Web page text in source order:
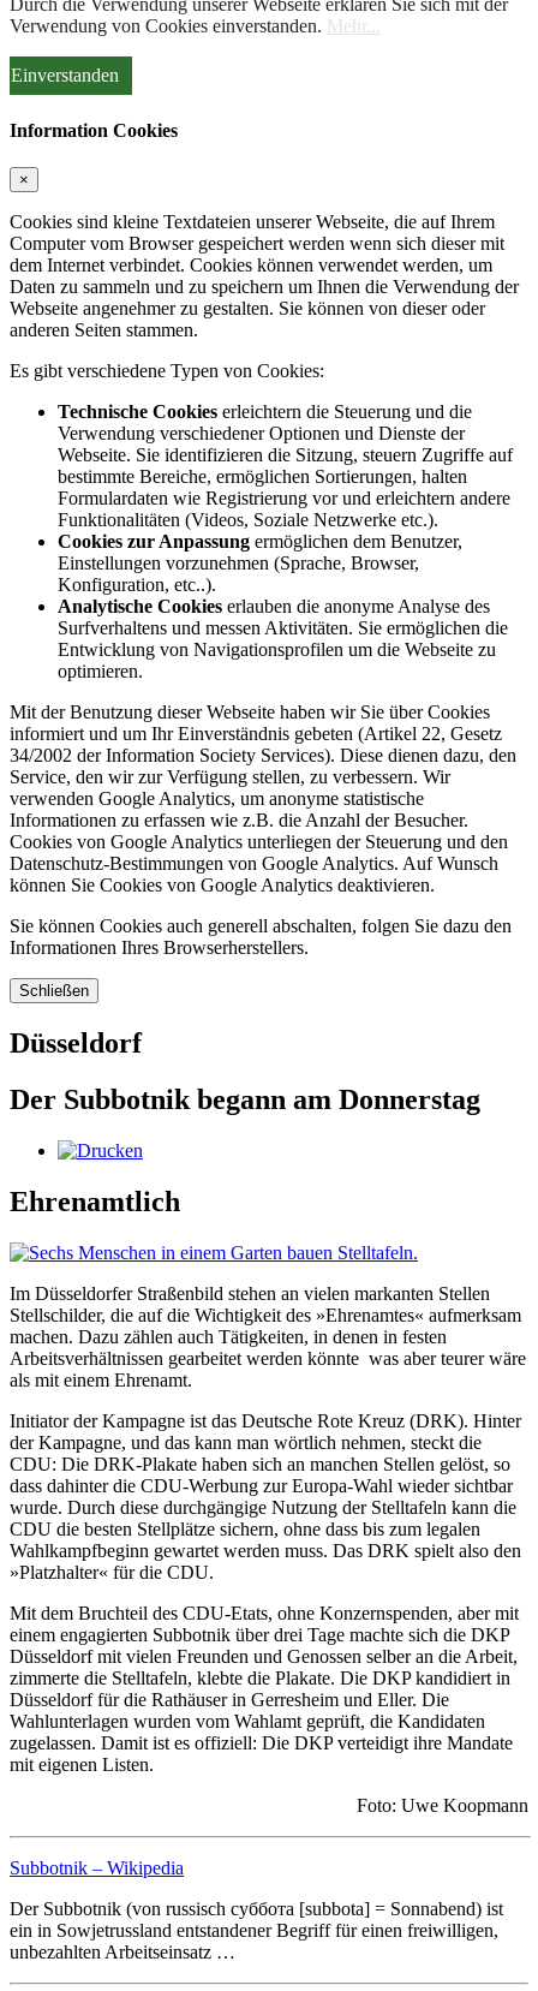
Verwendung von Cookies einverstanden. Mehr...
Einverstanden
Information Cookies
×
Cookies sind kleine Textdateien unserer Webseite, die auf Ihrem
Computer vom Browser gespeichert werden wenn sich dieser mit
dem Internet verbindet. Cookies können verwendet werden, um
Daten zu sammeln und zu speichern um Ihnen die Verwendung der
Webseite angenehmer zu gestalten. Sie können von dieser oder
anderen Seiten stammen.
Es gibt verschiedene Typen von Cookies:
Technische Cookies erleichtern die Steuerung und die
Verwendung verschiedener Optionen und Dienste der
Webseite. Sie identifizieren die Sitzung, steuern Zugriffe auf
bestimmte Bereiche, ermöglichen Sortierungen, halten
Formulardaten wie Registrierung vor und erleichtern andere
Funktionalitäten (Videos, Soziale Netzwerke etc.).
Cookies zur Anpassung ermöglichen dem Benutzer,
Einstellungen vorzunehmen (Sprache, Browser,
Konfiguration, etc..).
Analytische Cookies erlauben die anonyme Analyse des
Surfverhaltens und messen Aktivitäten. Sie ermöglichen die
Entwicklung von Navigationsprofilen um die Webseite zu
optimieren.
Mit der Benutzung dieser Webseite haben wir Sie über Cookies
informiert und um Ihr Einverständnis gebeten (Artikel 22, Gesetz
34/2002 der Information Society Services). Diese dienen dazu, den
Service, den wir zur Verfügung stellen, zu verbessern. Wir
verwenden Google Analytics, um anonyme statistische
Informationen zu erfassen wie z.B. die Anzahl der Besucher.
Cookies von Google Analytics unterliegen der Steuerung und den
Datenschutz-Bestimmungen von Google Analytics. Auf Wunsch
können Sie Cookies von Google Analytics deaktivieren.
Sie können Cookies auch generell abschalten, folgen Sie dazu den
Informationen Ihres Browserherstellers.
Schließen
Düsseldorf
Der Subbotnik begann am Donnerstag
Ehrenamtlich
Im Düsseldorfer Straßenbild stehen an vielen markanten Stellen
Stellschilder, die auf die Wichtigkeit des »Ehrenamtes« aufmerksam
machen. Dazu zählen auch Tätigkeiten, in denen in festen
Arbeitsverhältnissen gearbeitet werden könnte ­ was aber teurer wäre
als mit einem Ehrenamt.
Initiator der Kampagne ist das Deutsche Rote Kreuz (DRK). Hinter
der Kampagne, und das kann man wörtlich nehmen, steckt die
CDU: Die DRK-Plakate haben sich an manchen Stellen gelöst, so
dass dahinter die CDU-Werbung zur Europa-Wahl wieder sichtbar
wurde. Durch diese durchgängige Nutzung der Stelltafeln kann die
CDU die besten Stellplätze sichern, ohne dass bis zum legalen
Wahlkampfbeginn gewartet werden muss. Das DRK spielt also den
»Platzhalter« für die CDU. ­
Mit dem Bruchteil des CDU-Etats, ohne Konzernspenden, aber mit
einem engagierten Subbotnik über drei Tage machte sich die DKP
Düsseldorf mit vielen Freunden und Genossen selber an die Arbeit,
zimmerte die Stelltafeln, klebte die Plakate. Die DKP kandidiert in
Düsseldorf für die Rathäuser in Gerresheim und Eller. Die
Wahlunterlagen wurden vom Wahlamt geprüft, die Kandidaten
zugelassen. Damit ist es offiziell: Die DKP verteidigt ihre Mandate
mit eigenen Listen.
Foto: Uwe Koopmann
Subbotnik – Wikipedia
Der Subbotnik (von russisch суббота [subbota] = Sonnabend) ist
ein in Sowjetrussland entstandener Begriff für einen freiwilligen,
unbezahlten Arbeitseinsatz …